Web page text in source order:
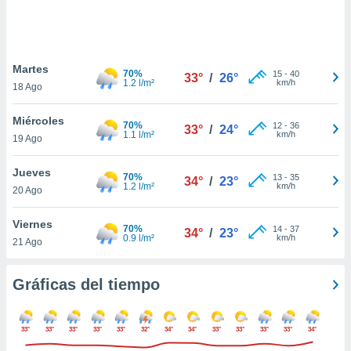
únicos
similares
como
sitio
de
posible
en
a lo que
Para
su
Martes
18 Ago
70%
1.2 l/m²
33° / 26° 15- 40
km/h
Miércoles
19 Ago
70%
1.1 l/m²
33° / 24° 12- 36
km/h
Jueves
20 Ago
70%
1.2 l/m²
34° / 23° 13- 35
km/h
Viernes
21 Ago
70%
0.9 l/m²
34° / 23° 14- 37
km/h
Gráficas del tiempo
33° 33° 33° 33° 33° 32° 34° 34° 33° 33° 33° 33° 34°